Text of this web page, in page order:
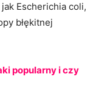
Escherichia coli,
błękitnej
popularny i czy